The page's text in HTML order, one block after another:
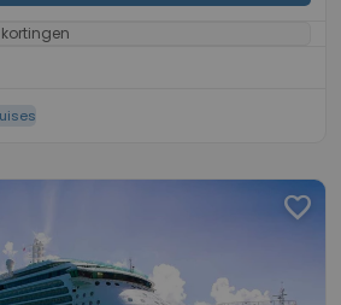
favorite